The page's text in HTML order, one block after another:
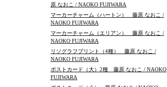
原 なおこ / NAOKO FUJIWARA
マーカーチャーム（ハートン） 藤原 なおこ /
NAOKO FUJIWARA
マーカーチャーム（エリアン） 藤原 なおこ /
NAOKO FUJIWARA
リソグラフプリント（4種） 藤原 なおこ /
NAOKO FUJIWARA
ポストカード（大）2種 藤原 なおこ / NAOKO
FUJIWARA